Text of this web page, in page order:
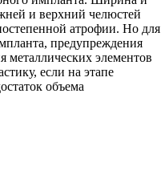
и верхний челюстей
атрофии. Но для
предупреждения
металлических элементов
если на этапе
объема